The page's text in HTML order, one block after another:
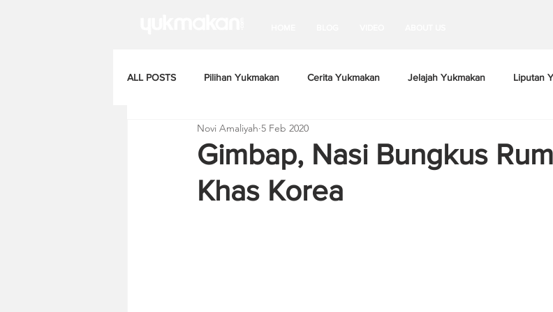
ALL POSTS Pilihan Yukmakan Cerita Yukmakan Jelajah Yukmakan Liputan
Gimbap, Nasi Bungkus
Khas Korea
Novi Amaliyah 5 Feb 2020